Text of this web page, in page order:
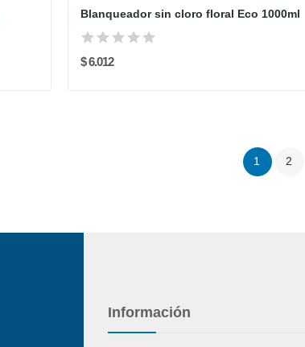
Blanqueador sin cloro floral Eco 1000ml
$ 6.012
1 2
Información